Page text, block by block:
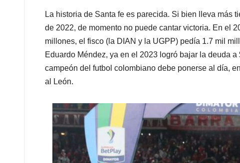
La historia de Santa fe es parecida. Si bien lleva más
de 2022, de momento no puede cantar victoria. En el
millones, el fisco (la DIAN y la UGPP) pedía 1.7 mil
Eduardo Méndez, ya en el 2023 logró bajar la deuda
campeón del futbol colombiano debe ponerse al día,
al León.